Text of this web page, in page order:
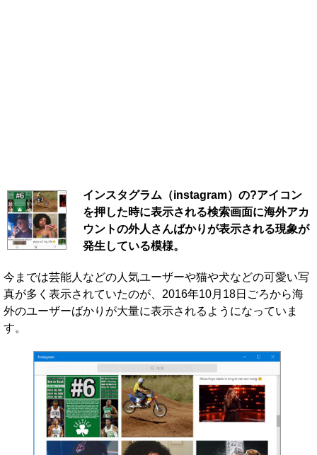
インスタグラム（instagram）の?アイコン
を押した時に表示される検索画面に海外アカ
ウントの外人さんばかりが表示される現象が
発生している模様。
今までは芸能人などの人気ユーザーや猫や犬などの可愛い写
真が多く表示されていたのが、2016年10月18日ごろから海
外のユーザーばかりが大量に表示されるようになっていま
す。